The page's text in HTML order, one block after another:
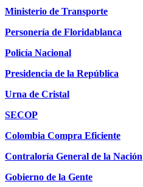
Ministerio de Transporte
Personería de Floridablanca
Policía Nacional
Presidencia de la República
Urna de Cristal
SECOP
Colombia Compra Eficiente
Contraloría General de la Nación
Gobierno de la Gente